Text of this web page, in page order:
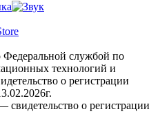
Федеральной службой по
технологий и
о регистрации
о регистрации